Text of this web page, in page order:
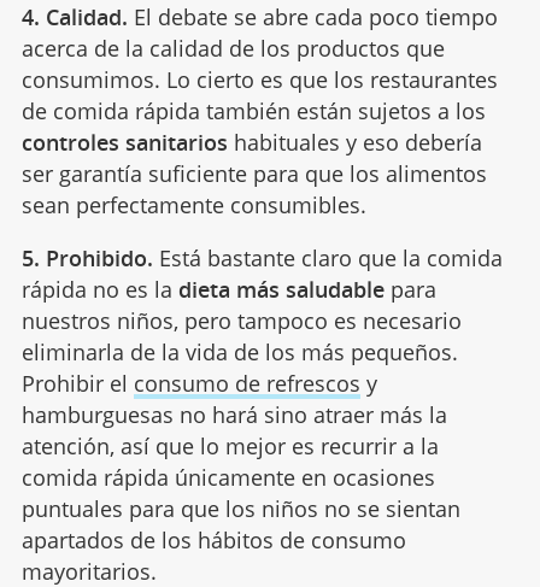
4. Calidad. El debate se abre cada poco tiempo
acerca de la calidad de los productos que
consumimos. Lo cierto es que los restaurantes
de comida rápida también están sujetos a los
controles sanitarios habituales y eso debería
ser garantía suficiente para que los alimentos
sean perfectamente consumibles.
5. Prohibido. Está bastante claro que la comida
rápida no es la dieta más saludablepara
nuestros niños, pero tampoco es necesario
eliminarla de la vida de los más pequeños.
Prohibir el consumo de refrescos y
hamburguesas no hará sino atraer más la
atención, así que lo mejor es recurrir a la
comida rápida únicamente en ocasiones
puntuales para que los niños no se sientan
apartados de los hábitos de consumo
mayoritarios.